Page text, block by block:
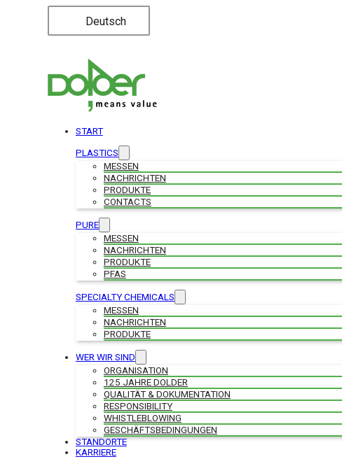
Deutsch
START
PLASTICS
MESSEN
NACHRICHTEN
PRODUKTE
CONTACTS
PURE
MESSEN
NACHRICHTEN
PRODUKTE
PFAS
SPECIALTY CHEMICALS
MESSEN
NACHRICHTEN
PRODUKTE
WER WIR SIND
ORGANISATION
125 JAHRE DOLDER
QUALITÄT & DOKUMENTATION
RESPONSIBILITY
WHISTLEBLOWING
GESCHÄFTSBEDINGUNGEN
STANDORTE
KARRIERE